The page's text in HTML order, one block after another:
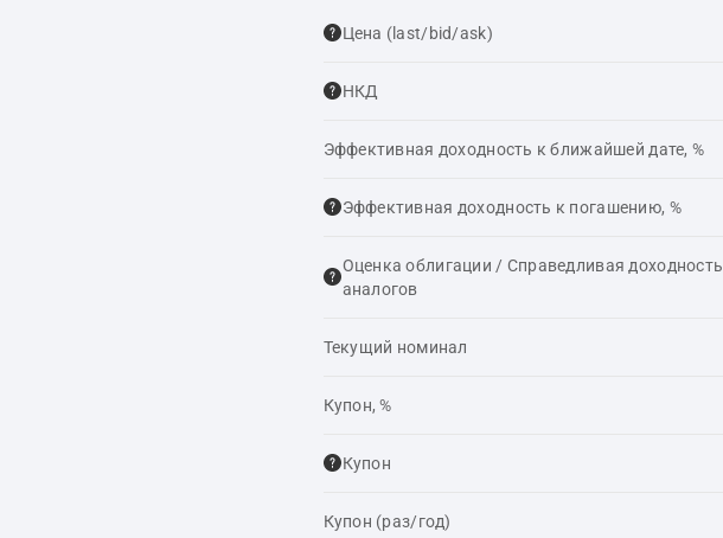
Цена (last/bid/ask)
НКД
Эффективная доходность к ближайшей дате, %
Эффективная доходность к погашению, %
Оценка облигации / Справедливая доходность
аналогов
Текущий номинал
Купон, %
Купон
Купон (раз/год)